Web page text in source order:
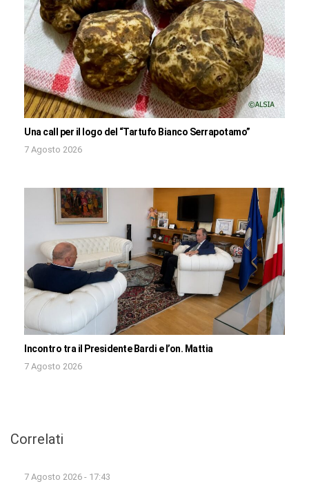
Una call per il logo del “Tartufo Bianco Serrapotamo”
7 Agosto 2026
Incontro tra il Presidente Bardi e l’on. Mattia
7 Agosto 2026
Correlati
7 Agosto 2026 - 17:43